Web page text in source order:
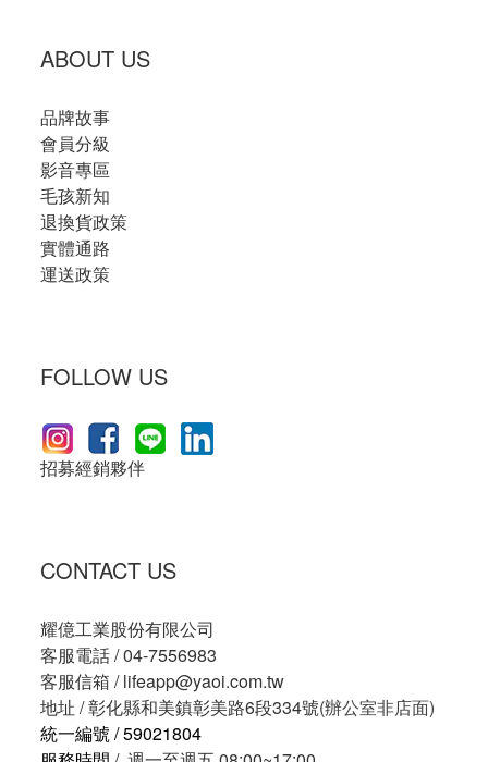
ABOUT US
品牌故事
會員分級
影音專區
毛孩新知
退換貨政策
實體通路
運送政策
FOLLOW US
招募經銷夥伴
CONTACT US
耀億工業股份有限公司
客服電話 / 04-7556983
客服信箱 /lifeapp@yaoi.com.tw
地址 / 彰化縣和美鎮彰美路6段334號(辦公室非店面)
統一編號 / 59021804